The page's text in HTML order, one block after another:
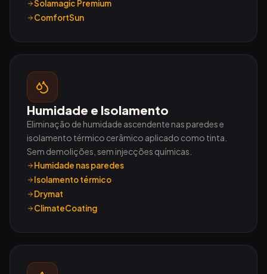
Solamagic Premium
ComfortSun
Humidade e Isolamento
Eliminação de humidade ascendente nas paredes e
isolamento térmico cerâmico aplicado como tinta.
Sem demolições, sem injecções químicas.
Humidade nas paredes
Isolamento térmico
Drymat
ClimateCoating